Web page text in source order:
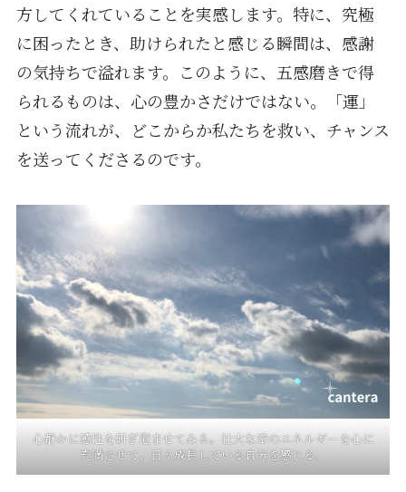
方してくれていることを実感します。特に、究極
に困ったとき、助けられたと感じる瞬間は、感謝
の気持ちで溢れます。このように、五感磨きで得
られるものは、心の豊かさだけではない。「運」
という流れが、どこからか私たちを救い、チャンス
を送ってくださるのです。
心静かに感性を研ぎ澄ませてみる。壮大な空のエネルギーを心に
充満させて、日々成長している自分を感じる。